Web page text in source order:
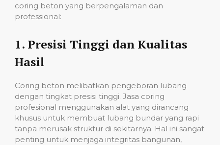
coring beton yang berpengalaman dan
professional:
1. Presisi Tinggi dan Kualitas
Hasil
Coring beton melibatkan pengeboran lubang
dengan tingkat presisi tinggi. Jasa coring
profesional menggunakan alat yang dirancang
khusus untuk membuat lubang bundar yang rapi
tanpa merusak struktur di sekitarnya. Hal ini sangat
penting untuk menjaga integritas bangunan,